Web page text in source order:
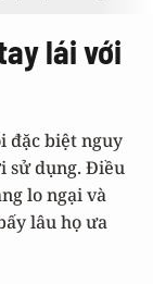
lái với
đặc biệt nguy
sử dụng. Điều
lo ngại và
lâu họ ưa